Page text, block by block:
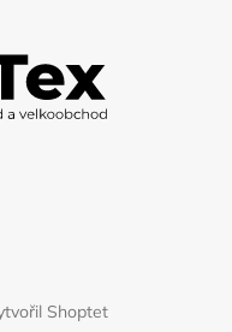
Shoptet